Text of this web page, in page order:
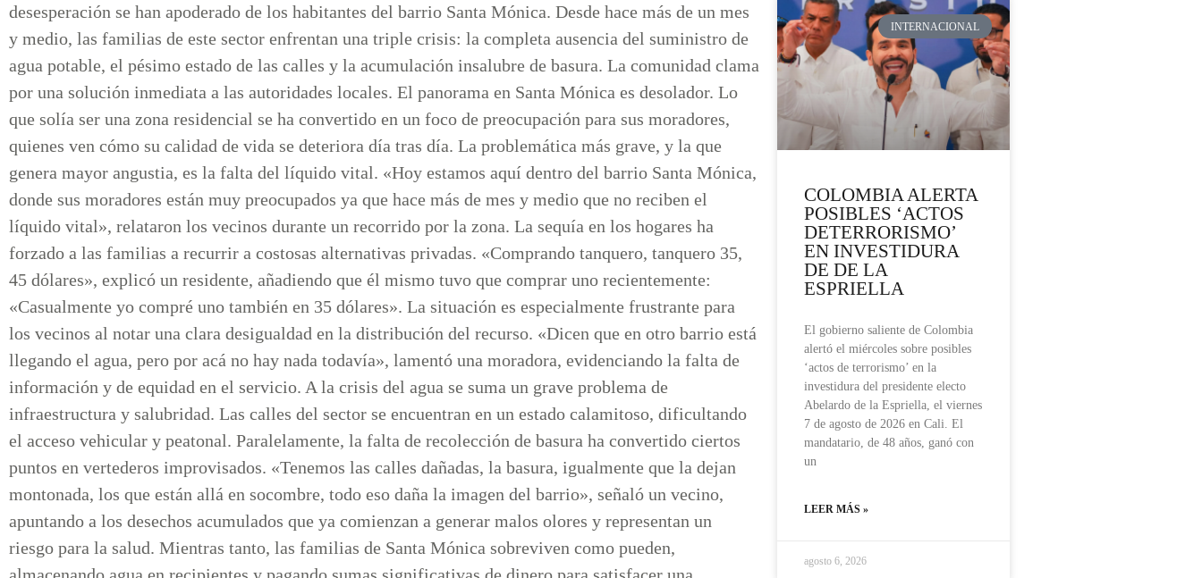
desesperación se han apoderado de los habitantes del barrio Santa Mónica. Desde hace más de un mes
y medio, las familias de este sector enfrentan una triple crisis: la completa ausencia del suministro de
agua potable, el pésimo estado de las calles y la acumulación insalubre de basura. La comunidad clama
por una solución inmediata a las autoridades locales. El panorama en Santa Mónica es desolador. Lo
que solía ser una zona residencial se ha convertido en un foco de preocupación para sus moradores,
quienes ven cómo su calidad de vida se deteriora día tras día. La problemática más grave, y la que
genera mayor angustia, es la falta del líquido vital. «Hoy estamos aquí dentro del barrio Santa Mónica,
donde sus moradores están muy preocupados ya que hace más de mes y medio que no reciben el
líquido vital», relataron los vecinos durante un recorrido por la zona. La sequía en los hogares ha
forzado a las familias a recurrir a costosas alternativas privadas. «Comprando tanquero, tanquero 35,
45 dólares», explicó un residente, añadiendo que él mismo tuvo que comprar uno recientemente:
«Casualmente yo compré uno también en 35 dólares». La situación es especialmente frustrante para
los vecinos al notar una clara desigualdad en la distribución del recurso. «Dicen que en otro barrio está
llegando el agua, pero por acá no hay nada todavía», lamentó una moradora, evidenciando la falta de
información y de equidad en el servicio. A la crisis del agua se suma un grave problema de
infraestructura y salubridad. Las calles del sector se encuentran en un estado calamitoso, dificultando
el acceso vehicular y peatonal. Paralelamente, la falta de recolección de basura ha convertido ciertos
puntos en vertederos improvisados. «Tenemos las calles dañadas, la basura, igualmente que la dejan
montonada, los que están allá en socombre, todo eso daña la imagen del barrio», señaló un vecino,
apuntando a los desechos acumulados que ya comienzan a generar malos olores y representan un
riesgo para la salud. Mientras tanto, las familias de Santa Mónica sobreviven como pueden,
INTERNACIONAL
COLOMBIA ALERTA
POSIBLES ‘ACTOS
DETERRORISMO’
EN INVESTIDURA
DE DE LA
ESPRIELLA
El gobierno saliente de Colombia
alertó el miércoles sobre posibles
‘actos de terrorismo’ en la
investidura del presidente electo
Abelardo de la Espriella, el viernes
7 de agosto de 2026 en Cali. El
mandatario, de 48 años, ganó con
un
LEER MÁS »
agosto 6, 2026